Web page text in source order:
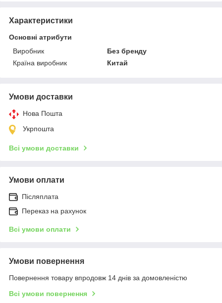
Характеристики
Основні атрибути
Виробник
Без бренду
Країна виробник
Китай
Умови доставки
Нова Пошта
Укрпошта
Всі умови доставки
Умови оплати
Післяплата
Переказ на рахунок
Всі умови оплати
Умови повернення
Повернення товару впродовж 14 днів за домовленістю
Всі умови повернення